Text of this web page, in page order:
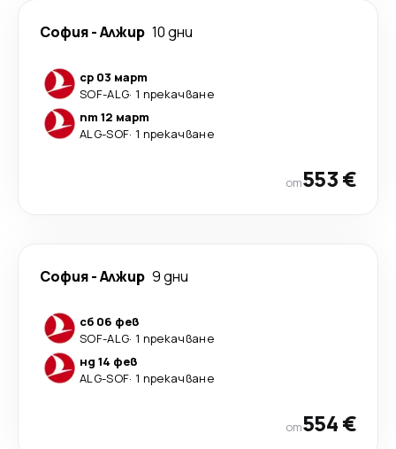
София-Алжир 10 дни
ср 03 март
SOF-ALG· 1 прекачване
пт 12 март
ALG-SOF· 1 прекачване
от553 €
София-Алжир 9 дни
сб 06 фев
SOF-ALG· 1 прекачване
нд 14 фев
ALG-SOF· 1 прекачване
от554 €